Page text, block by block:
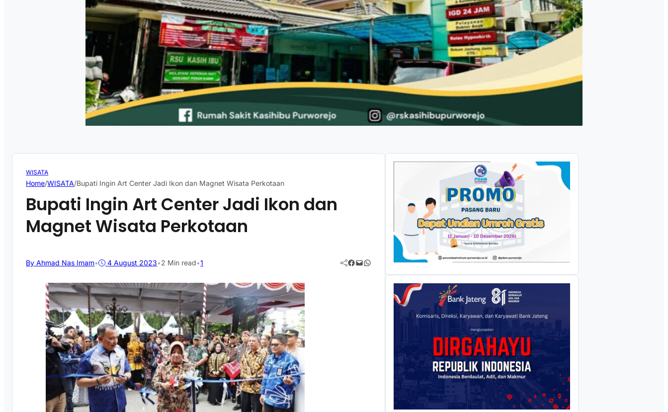
WISATA
Home/WISATA/Bupati Ingin Art Center Jadi Ikon dan Magnet Wisata Perkotaan
Bupati Ingin Art Center Jadi Ikon dan
Magnet Wisata Perkotaan
By Ahmad Nas Imam• 4 August 2023•2 Min read•1 Facebook Mail WhatsApp